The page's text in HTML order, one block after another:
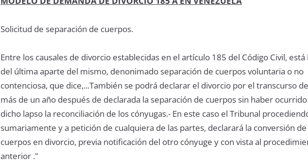
Solicitud de separación de cuerpos.
Entre los causales de divorcio establecidas en el artículo 185 del Código Civil, está
del última aparte del mismo, denonimado separación de cuerpos voluntaria o no
contenciosa, que dice,...También se podrá declarar el divorcio por el transcurso de
más de un año después de declarada la separación de cuerpos sin haber
dicho lapso la reconciliación de los cónyugas.- En este caso el Tribunal
sumariamente y a petición de cualquiera de las partes, declarará la conversión de
cuerpos en divorcio, previa notificación del otro cónyuge y con vista al
anterior ."